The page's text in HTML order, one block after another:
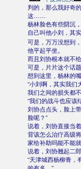
判的，那么我好奇
这……
杨林脸色有些阴沉
自己叫他小刘，其
可是，万万没想到
他平起平坐。
而且刘协根本就不
可是，片片这个话
想到这里，杨林的
“小刘啊，其实我们
我们之间的损失都
“我们的战斗也应该
刘协点点头，脸上
脸呢？”
说着，刘协直接当
背该怎么治疗高级
家给补助吗能不能
说着，刘协翘起二
“天津城西杨柳青，